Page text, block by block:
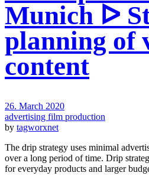
Munich ᐅ
planning of
content
26. March 2020
advertising film production
by tagworxnet
The drip strategy uses minimal
over a long period of time. Drip
for everyday products and larger